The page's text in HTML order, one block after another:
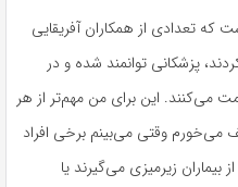
که تعدادی از همکاران آفریقایی
پزشکانی توانمند شده و در
این برای من مهم‌تر از هر
می‌خورم وقتی می‌بینم برخی افراد
زیرمیزی می‌گیرند یا